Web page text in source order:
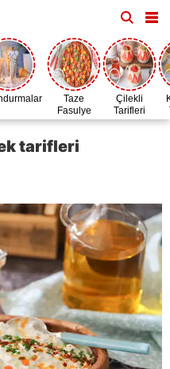
Taze
Fasulye
Zamanı
Çilekli
Tarifleri
tarifleri